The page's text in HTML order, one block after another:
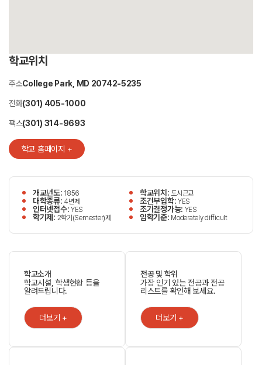
학교위치
주소College Park, MD 20742-5235
전화(301) 405-1000
팩스(301) 314-9693
학교 홈페이지 +
개교년도: 1856 학교위치: 도시근교
대학종류: 4년제 조건부입학:YES
인터넷접수:YES 조기결정가능: YES
학기제: 2학기(Semester)제 입학기준: Moderately difficult
학교소개
학교시설, 학생현황 등을
알려드립니다.
더보기 +
전공 및 학위
가장 인기 있는 전공과 전공
리스트를 확인해 보세요.
더보기 +